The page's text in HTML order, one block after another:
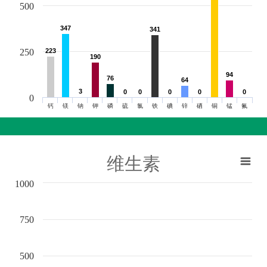
223
223
347
347
3
3
190
190
76
76
0
0 0
0
341
341
0
0
64
64
0
0
94
94
0
0
钙 镁 钠 钾 磷 硫 氯 铁 碘 锌 硒 铜 锰 氟
0
250
500
维生素
500
750
1000